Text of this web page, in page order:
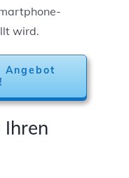
wird.
Angebot
Ihren